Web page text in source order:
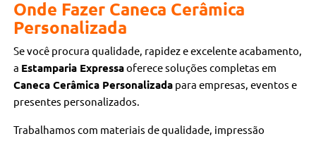
Onde Fazer Caneca Cerâmica
Personalizada
Se você procura qualidade, rapidez e excelente acabamento,
a Estamparia Expressaoferece soluções completas em
Caneca Cerâmica Personalizada para empresas, eventos e
presentes personalizados.
Trabalhamos com materiais de qualidade, impressão